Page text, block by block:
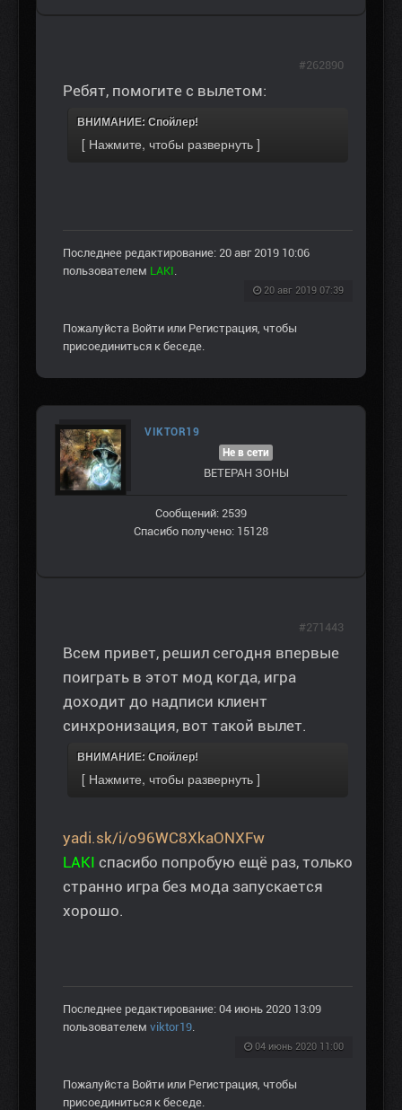
Ребят, помогите с вылетом:
ВНИМАНИЕ: Спойлер!
Последнее редактирование: 20 авг 2019 10:06
пользователем LAKI.
20 авг 2019 07:39
#262890
Пожалуйста Войти или Регистрация, чтобы
присоединиться к беседе.
VIKTOR19
Не в сети
ВЕТЕРАН ЗOНЫ
Сообщений: 2539
Спасибо получено: 15128
Всем привет, решил сегодня впервые
поиграть в этот мод когда, игра
доходит до надписи клиент
синхронизация, вот такой вылет.
ВНИМАНИЕ: Спойлер!
yadi.sk/i/o96WC8XkaONXFw
LAKI спасибо попробую ещё раз, только
странно игра без мода запускается
хорошо.
Последнее редактирование: 04 июнь 2020 13:09
пользователем viktor19.
04 июнь 2020 11:00
#271443
Пожалуйста Войти или Регистрация, чтобы
присоединиться к беседе.